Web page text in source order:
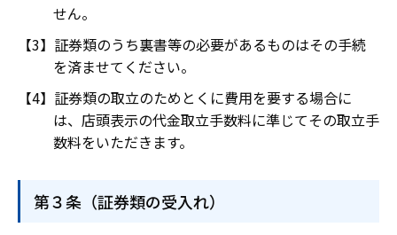
せん。
証券類のうち裏書等の必要があるものはその手続
を済ませてください。
証券類の取立のためとくに費用を要する場合に
は、店頭表示の代金取立手数料に準じてその取立手
数料をいただきます。
第３条（証券類の受入れ）